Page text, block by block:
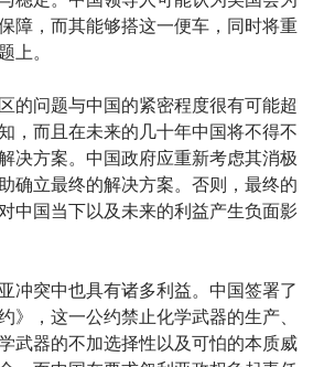
障，而其能够搭这一便车，同时将重
上。
的问题与中国的紧密程度很有可能超
，而且在未来的几十年中国将不得不
决方案。中国政府应重新考虑其消极
确立最终的解决方案。否则，最终的
中国当下以及未来的利益产生负面影
冲突中也具有诸多利益。中国签署了
》，这一公约禁止化学武器的生产、
武器的不加选择性以及可怕的本质威